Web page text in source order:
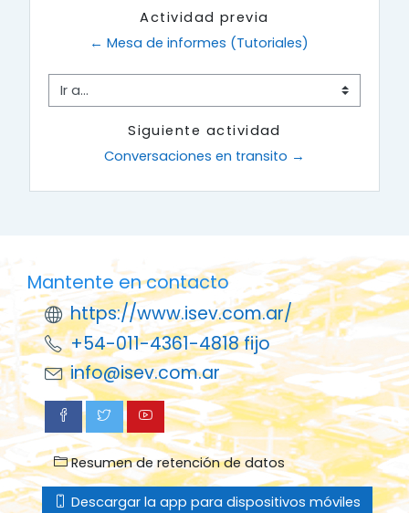
Actividad previa
← Mesa de informes (Tutoriales)
Ir a...
Siguiente actividad
Conversaciones en transito →
Mantente en contacto
https://www.isev.com.ar/
+54-011-4361-4818 fijo
info@isev.com.ar
Resumen de retención de datos
Descargar la app para dispositivos móviles